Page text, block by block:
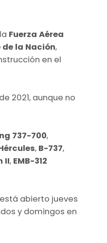
Fuerza Aérea
de la Nación,
en el
2021, aunque no
737-700,
, B-737,
II, EMB-312
está abierto jueves
y domingos en